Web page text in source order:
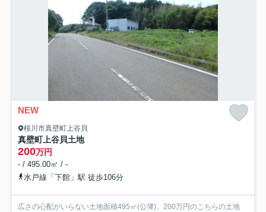
NEW
桜川市真壁町上谷貝
真壁町上谷貝土地
200万円
- / 495.00㎡ / -
水戸線「下館」駅 徒歩106分
広さの心配がいらない土地面積495㎡(公簿)。200万円のこちらの土地